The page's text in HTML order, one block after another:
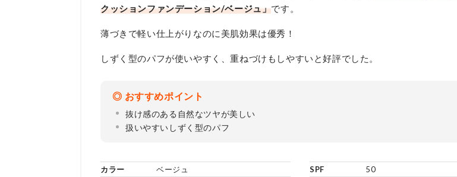
クッションファンデーション/ベージュ」です。
薄づきで軽い仕上がりなのに美肌効果は優秀！
しずく型のパフが使いやすく、重ねづけもしやすいと好評でした。
おすすめポイント
抜け感のある自然なツヤが美しい
扱いやすいしずく型のパフ
カラー ベージュ SPF
50